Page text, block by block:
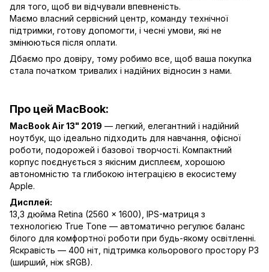
для того, щоб ви відчували впевненість.
Маємо власний сервісний центр, команду технічної
підтримки, готову допомогти, і чесні умови, які не
змінюються після оплати.
Дбаємо про довіру, тому робимо все, щоб ваша покупка
стала початком тривалих і надійних відносин з нами.
Про цей MacBook:
MacBook Air 13" 2019 — легкий, елегантний і надійний
ноутбук, що ідеально підходить для навчання, офісної
роботи, подорожей і базової творчості. Компактний
корпус поєднується з якісним дисплеєм, хорошою
автономністю та глибокою інтеграцією в екосистему
Apple.
Дисплей:
13,3 дюйма Retina (2560 × 1600), IPS-матриця з
технологією True Tone — автоматично регулює баланс
білого для комфортної роботи при будь-якому освітленні.
Яскравість — 400 ніт, підтримка кольорового простору P3
(ширший, ніж sRGB).